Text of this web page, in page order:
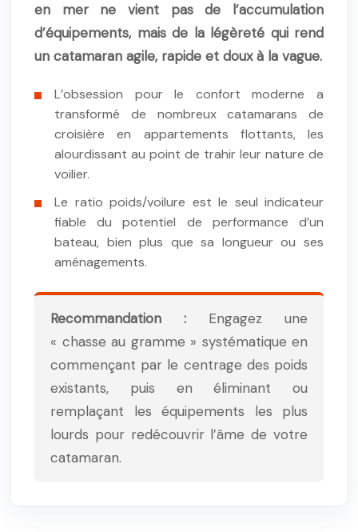
en mer ne vient pas de l’accumulation
d’équipements, mais de la légèreté qui rend
un catamaran agile, rapide et doux à la vague.
L’obsession pour le confort moderne a
transformé de nombreux catamarans de
croisière en appartements flottants, les
alourdissant au point de trahir leur nature de
voilier.
Le ratio poids/voilure est le seul indicateur
fiable du potentiel de performance d’un
bateau, bien plus que sa longueur ou ses
aménagements.
Recommandation : Engagez une
« chasse au gramme » systématique en
commençant par le centrage des poids
existants, puis en éliminant ou
remplaçant les équipements les plus
lourds pour redécouvrir l’âme de votre
catamaran.